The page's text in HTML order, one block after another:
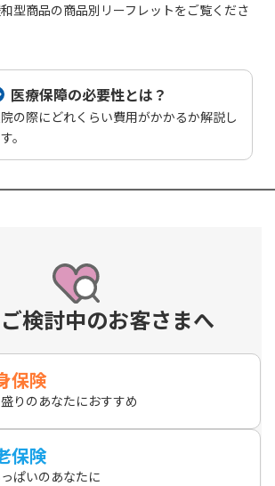
お知らせ
ナライフサービス
り・約款（Web約款）
流れ
～かんぽの健康と安心を手のひらに～
みんなの体操
ータルサイト
ステナビリティ
／お客さまサービス向上の取組み
ション
額の20倍。なお、1回の入院につき、入
日目、60日目、90日目、120日目の最
の事故でのケガによる入院の別にそれ
で。
院保険金日額5,000円】の場合＞
つき、最高120日分まで。
療特約（R04）特約基準保険金額
保険金日額5,000円】の場合＞
額の10倍。創傷処理、皮膚切開術など
象とならない手術があります。
令和5年社会医療診療行為別統計 令和5
型商品の商品別リーフレットをご覧くださ
医療保障の必要性とは？
の際にどれくらい費用がかかるか解説し
。
検討中のお客さまへ
保険
りのあなたにおすすめ
保険
ぱいのあなたに